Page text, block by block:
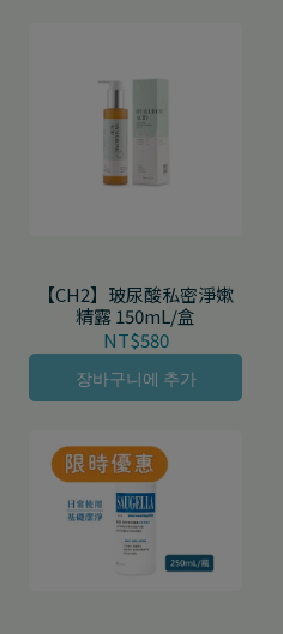
【CH2】玻尿酸私密淨嫰
精露 150mL/盒
NT$580
장바구니에 추가